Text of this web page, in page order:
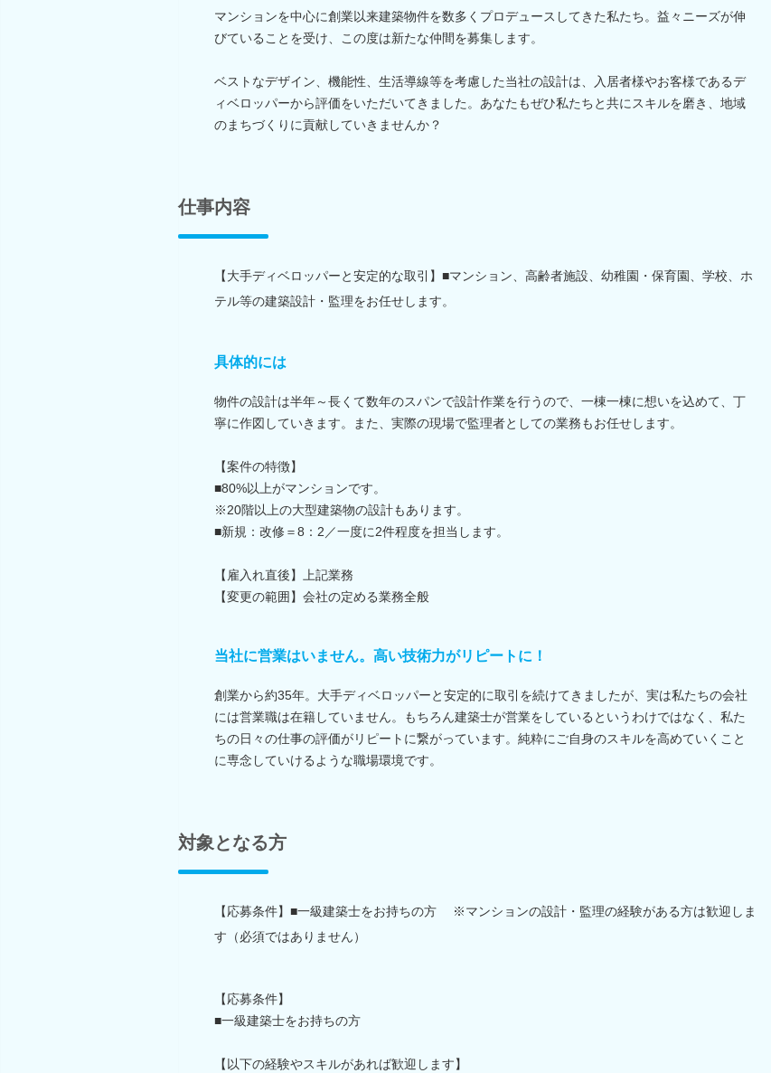
マンションを中心に創業以来建築物件を数多くプロデュースしてきた私たち。益々ニーズが伸
びていることを受け、この度は新たな仲間を募集します。
ベストなデザイン、機能性、生活導線等を考慮した当社の設計は、入居者様やお客様であるデ
ィベロッパーから評価をいただいてきました。あなたもぜひ私たちと共にスキルを磨き、地域
のまちづくりに貢献していきませんか？
仕事内容
【大手ディベロッパーと安定的な取引】■マンション、高齢者施設、幼稚園・保育園、学校、ホ
テル等の建築設計・監理をお任せします。
具体的には
物件の設計は半年～長くて数年のスパンで設計作業を行うので、一棟一棟に想いを込めて、丁
寧に作図していきます。また、実際の現場で監理者としての業務もお任せします。
【案件の特徴】
■80%以上がマンションです。
※20階以上の大型建築物の設計もあります。
■新規：改修＝8：2／一度に2件程度を担当します。
【雇入れ直後】上記業務
【変更の範囲】会社の定める業務全般
当社に営業はいません。高い技術力がリピートに！
創業から約35年。大手ディベロッパーと安定的に取引を続けてきましたが、実は私たちの会社
には営業職は在籍していません。もちろん建築士が営業をしているというわけではなく、私た
ちの日々の仕事の評価がリピートに繋がっています。純粋にご自身のスキルを高めていくこと
に専念していけるような職場環境です。
対象となる方
【応募条件】■一級建築士をお持ちの方 ※マンションの設計・監理の経験がある方は歓迎しま
す（必須ではありません）
【応募条件】
■一級建築士をお持ちの方
【以下の経験やスキルがあれば歓迎します】